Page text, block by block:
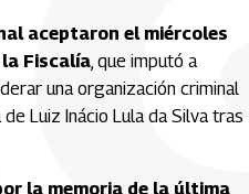
aceptaron el miércoles
Fiscalía, que imputó a
una organización criminal
Luiz Inácio Lula da Silva tras
la memoria de la última